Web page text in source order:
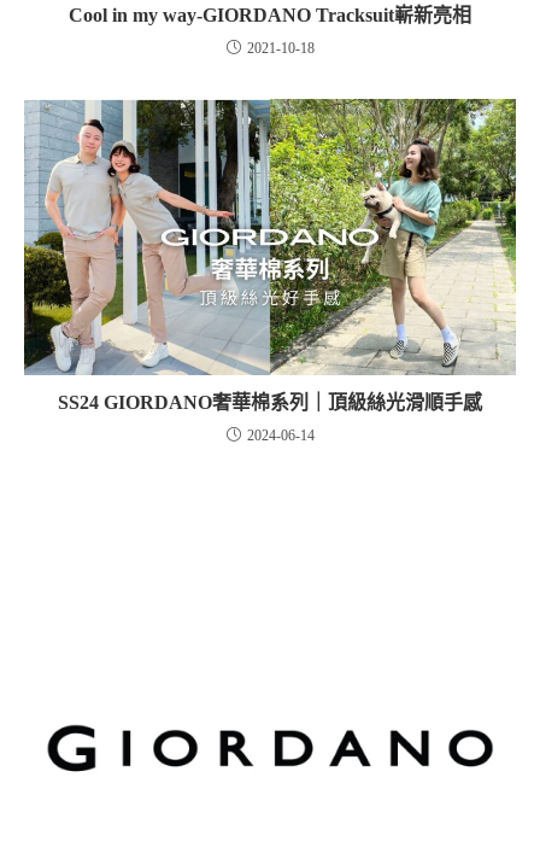
Cool in my way-GIORDANO Tracksuit嶄新亮相
2021-10-18
SS24 GIORDANO奢華棉系列｜頂級絲光滑順手感
2024-06-14